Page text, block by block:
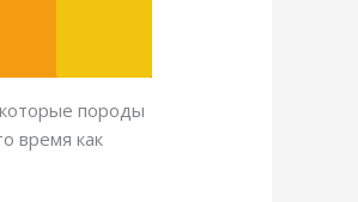
породы
время как